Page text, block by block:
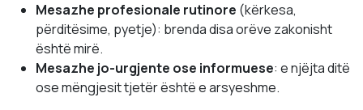
Mesazhe profesionale rutinore (kërkesa,
përditësime, pyetje): brenda disa orëve zakonisht
është mirë.
Mesazhe jo-urgjente ose informuese: e njëjta ditë
ose mëngjesit tjetër është e arsyeshme.